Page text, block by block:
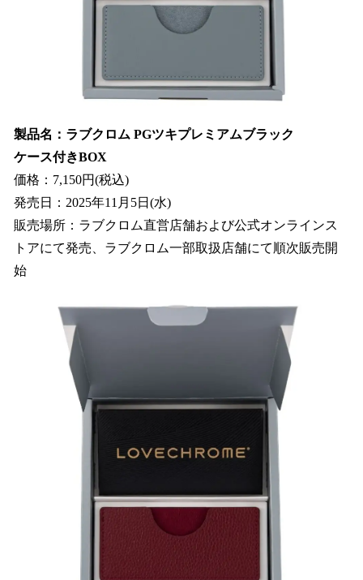
製品名：ラブクロム PGツキプレミアムブラック
ケース付きBOX
価格：7,150円(税込)
発売日：2025年11月5日(水)
販売場所：ラブクロム直営店舗および公式オンラインス
トアにて発売、ラブクロム一部取扱店舗にて順次販売開
始